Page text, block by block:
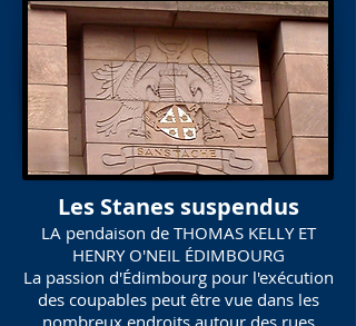
Les Stanes suspendus
LA pendaison de THOMAS KELLY ET
HENRY O'NEIL ÉDIMBOURG
La passion d'Édimbourg pour l'exécution
des coupables peut être vue dans les
nombreux endroits autour des rues